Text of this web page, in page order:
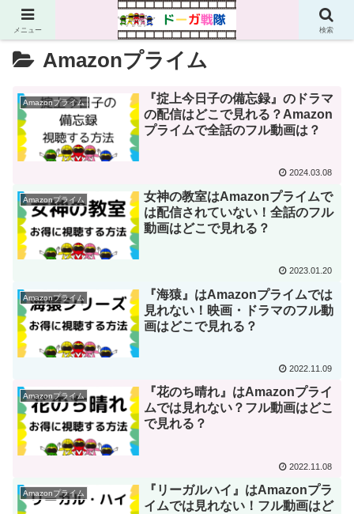
Amazonプライム
Amazonプライム
『掟上今日子の備忘録』のドラマ
の配信はどこで見れる？Amazon
プライムで全話のフル動画は？
2024.03.08
Amazonプライム
女神の教室はAmazonプライムで
は配信されていない！全話のフル
動画はどこで見れる？
2023.01.20
Amazonプライム
『海猿』はAmazonプライムでは
見れない！映画・ドラマのフル動
画はどこで見れる？
2022.11.09
Amazonプライム
『花のち晴れ』はAmazonプライ
ムでは見れない？フル動画はどこ
で見れる？
2022.11.08
Amazonプライム
『リーガルハイ』はAmazonプラ
イムでは見れない！フル動画はど
メニュー 検索